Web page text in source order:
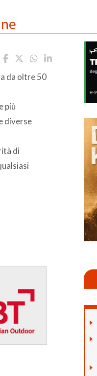
da oltre 50
più
diverse
di